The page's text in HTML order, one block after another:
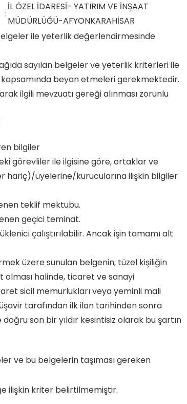
:
İL ÖZEL İDARESİ- YATIRIM VE İNŞAAT
MÜDÜRLÜĞÜ-AFYONKARAHİSAR
ile yeterlik değerlendirmesinde
sayılan belgeler ve yeterlik kriterleri ile
beyan etmeleri gerekmektedir.
ilgili mevzuatı gereği alınması zorunlu
bilgiler
görevliler ile ilgisine göre, ortaklar ve
hariç)/üyelerine/kurucularına ilişkin bilgiler
teklif mektubu.
geçici teminat.
çalıştırılabilir. Ancak işin tamamı alt
üzere sunulan belgenin, tüzel kişiliğin
olması halinde, ticaret ve sanayi
sicil memurlukları veya yeminli mali
tarafından ilk ilan tarihinden sonra
son bir yıldır kesintisiz olarak bu şartın
ve bu belgelerin taşıması gereken
ilişkin kriter belirtilmemiştir.